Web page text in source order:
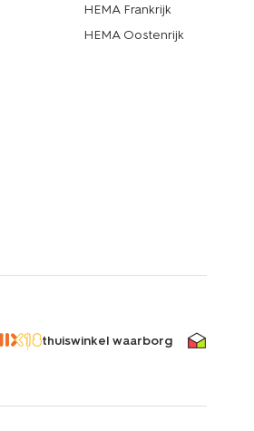
HEMA Frankrijk
HEMA Oostenrijk
thuiswinkel waarborg